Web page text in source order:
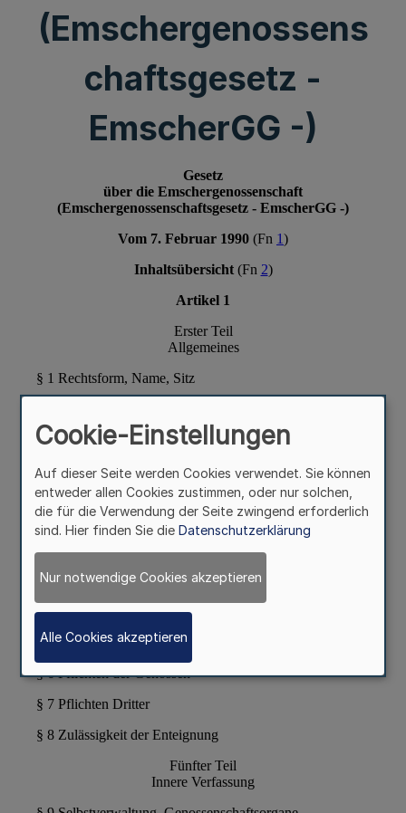
(Emschergenossens
chaftsgesetz -
EmscherGG -)
Cookie-Einstellungen
Auf dieser Seite werden Cookies verwendet. Sie können
entweder allen Cookies zustimmen, oder nur solchen,
die für die Verwendung der Seite zwingend erforderlich
sind. Hier finden Sie die Datenschutzerklärung
Nur notwendige Cookies akzeptieren
Alle Cookies akzeptieren